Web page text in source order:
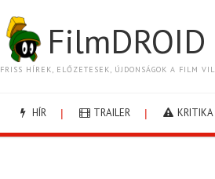
FilmDROID
FRISS HÍREK, ELŐZETESEK, ÚJDONSÁGOK A FILM
HÍR TRAILER KRITIKA